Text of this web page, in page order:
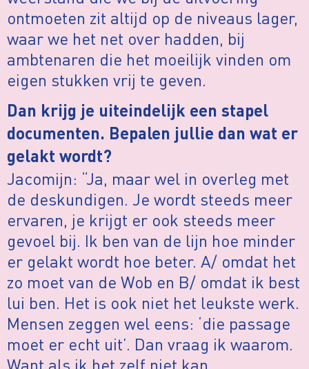
ontmoeten zit altijd op de niveaus lager,
waar we het net over hadden, bij
ambtenaren die het moeilijk vinden om
eigen stukken vrij te geven.
Dan krijg je uiteindelijk een stapel
documenten. Bepalen jullie dan wat er
gelakt wordt?
Jacomijn: “Ja, maar wel in overleg met
de deskundigen. Je wordt steeds meer
ervaren, je krijgt er ook steeds meer
gevoel bij. Ik ben van de lijn hoe minder
er gelakt wordt hoe beter. A/ omdat het
zo moet van de Wob en B/ omdat ik best
lui ben. Het is ook niet het leukste werk.
Mensen zeggen wel eens: ‘die passage
moet er echt uit’. Dan vraag ik waarom.
Want als ik het zelf niet kan